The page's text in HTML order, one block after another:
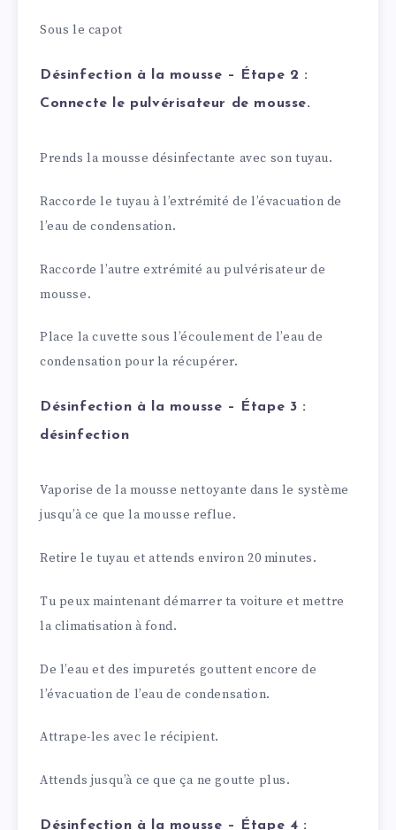
Sous le capot
Désinfection à la mousse – Étape 2 :
Connecte le pulvérisateur de mousse.
Prends la mousse désinfectante avec son tuyau.
Raccorde le tuyau à l’extrémité de l’évacuation de
l’eau de condensation.
Raccorde l’autre extrémité au pulvérisateur de
mousse.
Place la cuvette sous l’écoulement de l’eau de
condensation pour la récupérer.
Désinfection à la mousse – Étape 3 :
désinfection
Vaporise de la mousse nettoyante dans le système
jusqu’à ce que la mousse reflue.
Retire le tuyau et attends environ 20 minutes.
Tu peux maintenant démarrer ta voiture et mettre
la climatisation à fond.
De l’eau et des impuretés gouttent encore de
l’évacuation de l’eau de condensation.
Attrape-les avec le récipient.
Attends jusqu’à ce que ça ne goutte plus.
Désinfection à la mousse – Étape 4 :